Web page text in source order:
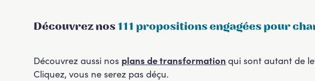
Découvrez nos111 propositions engagées pour
Découvrez aussi nos plans de transformationqui sont autant de
Cliquez, vous ne serez pas déçu.